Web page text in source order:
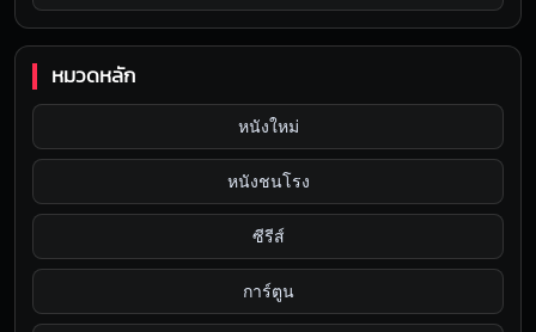
หมวดหลัก
หนังใหม่
หนังชนโรง
ซีรีส์
การ์ตูน